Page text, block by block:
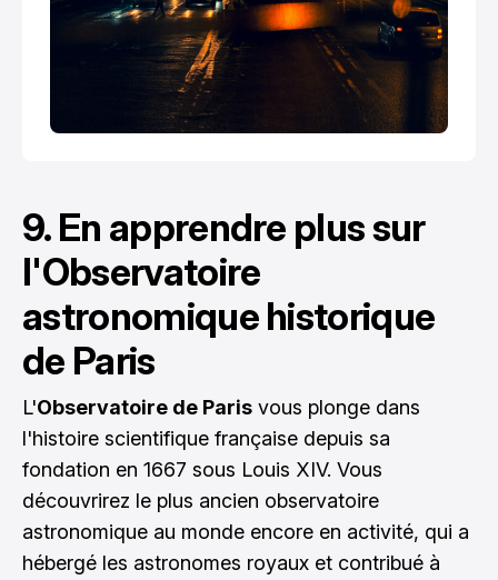
9. En apprendre plus sur
l'Observatoire
astronomique historique
de Paris
L'Observatoire de Paris vous plonge dans
l'histoire scientifique française depuis sa
fondation en 1667 sous Louis XIV. Vous
découvrirez le plus ancien observatoire
astronomique au monde encore en activité, qui a
hébergé les astronomes royaux et contribué à